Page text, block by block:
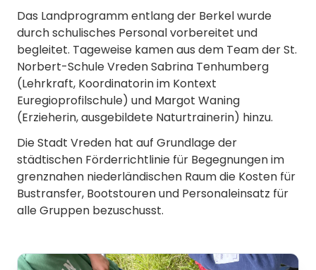
Das Landprogramm entlang der Berkel wurde
durch schulisches Personal vorbereitet und
begleitet. Tageweise kamen aus dem Team der St.
Norbert-Schule Vreden Sabrina Tenhumberg
(Lehrkraft, Koordinatorin im Kontext
Euregioprofilschule) und Margot Waning
(Erzieherin, ausgebildete Naturtrainerin) hinzu.
Die Stadt Vreden hat auf Grundlage der
städtischen Förderrichtlinie für Begegnungen im
grenznahen niederländischen Raum die Kosten für
Bustransfer, Bootstouren und Personaleinsatz für
alle Gruppen bezuschusst.